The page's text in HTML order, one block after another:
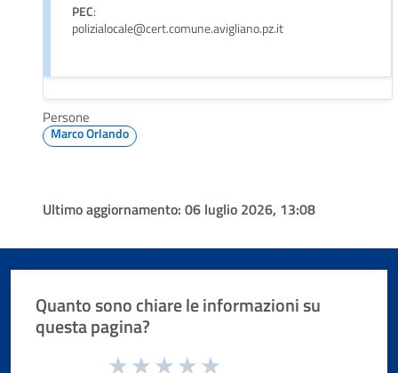
PEC:
polizialocale@cert.comune.avigliano.pz.it
Persone
Marco Orlando
Ultimo aggiornamento: 06 luglio 2026, 13:08
Quanto sono chiare le informazioni su
questa pagina?
Valuta da 1 a 5 stelle la pagina